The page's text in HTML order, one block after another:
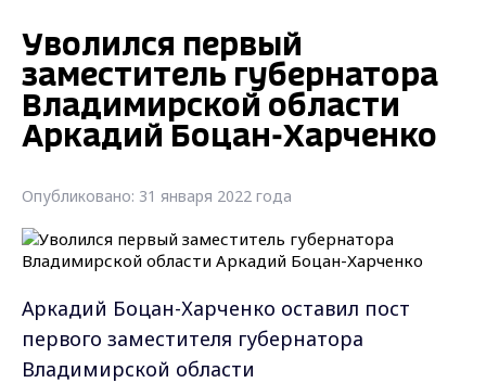
Уволился первый
заместитель губернатора
Владимирской области
Аркадий Боцан-Харченко
Опубликовано: 31 января 2022 года
Аркадий Боцан-Харченко оставил пост
первого заместителя губернатора
Владимирской области